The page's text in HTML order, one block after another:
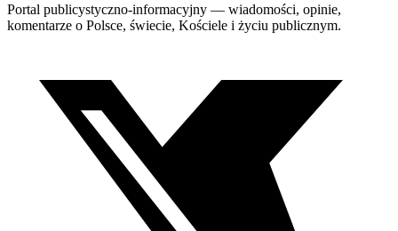
Portal publicystyczno-informacyjny — wiadomości, opinie,
komentarze o Polsce, świecie, Kościele i życiu publicznym.